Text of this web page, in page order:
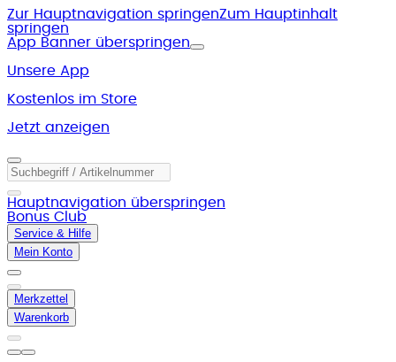
Zur Hauptnavigation springenZum Hauptinhalt
springen
App Banner überspringen
Unsere App
Kostenlos im Store
Jetzt anzeigen
Hauptnavigation überspringen
Bonus Club
Service & Hilfe
Mein Konto
Merkzettel
Warenkorb